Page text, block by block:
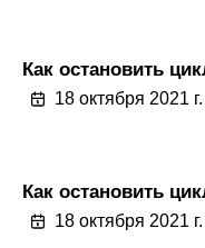
Как остановить
18 октября 2021 г.
Как остановить
18 октября 2021 г.